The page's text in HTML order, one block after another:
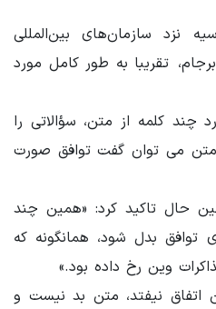
نزد سازمان‌های بین‌المللی
تقریبا به طور کامل مورد
چند کلمه از متن، سؤالاتی را
می توان گفت توافق صورت
حال تاکید کرد: «همین چند
توافق بدل شود، همانگونه که
وین رخ داده بود.»
اتفاق نیفتد، متن بد نیست و